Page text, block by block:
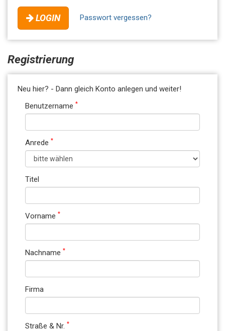
LOGIN Passwort vergessen?
Registrierung
Neu hier? - Dann gleich Konto anlegen und weiter!
Benutzername *
Anrede *
Titel
Vorname *
Nachname *
Firma
Straße & Nr. *